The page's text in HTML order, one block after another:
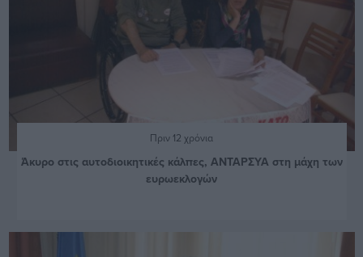
Πριν 12 χρόνια
Άκυρο στις αυτοδιοικητικές κάλπες, ΑΝΤΑΡΣΥΑ στη μάχη των
ευρωεκλογών